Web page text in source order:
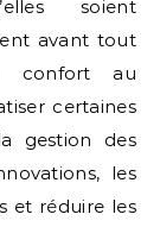
soient
avant tout
confort au
certaines
gestion des
les
et réduire les